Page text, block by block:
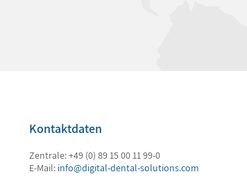
Kontaktdaten
Zentrale: +49 (0) 89 15 00 11 99-0
E-Mail: info@digital-dental-solutions.com